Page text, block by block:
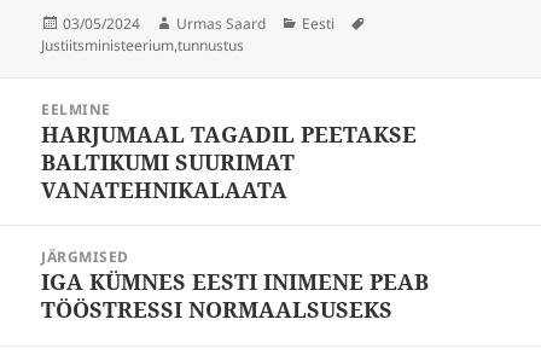
Postitatud
03/05/2024 Autor
Urmas Saard Rubriigid
Eesti
Justiitsministeerium,tunnustus
EELMINE
Eelmine
postitus:
HARJUMAAL TAGADIL PEETAKSE
BALTIKUMI SUURIMAT
VANATEHNIKALAATA
JÄRGMISED
Järgmine
postitus:
IGA KÜMNES EESTI INIMENE PEAB
TÖÖSTRESSI NORMAALSUSEKS